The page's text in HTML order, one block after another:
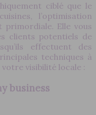
ciblé que le
l’optimisation
Elle vous
clients potentiels de
effectuent des
techniques à
visibilité locale :
business